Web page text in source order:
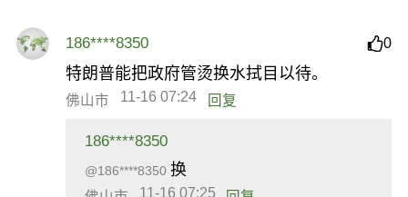
186****8350 0
特朗普能把政府管烫换水拭目以待。
佛山市 11-16 07:24 回复
186****8350
@186****8350 换
11-16 07:25